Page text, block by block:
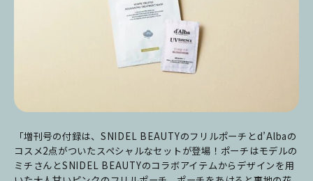
「増刊号の付録は、SNIDEL BEAUTYのフリルポーチとd’Albaの
コスメ2点がついたスペシャルなセットが登場！ ポーチはモデルの
ミチさんとSNIDEL BEAUTYのコラボアイテムからデザインを用